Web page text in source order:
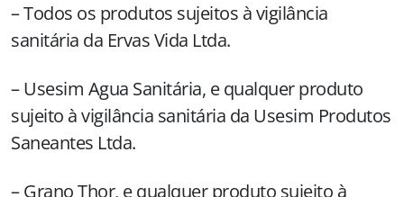
– Todos os produtos sujeitos à vigilância
sanitária da Ervas Vida Ltda.
– Usesim Agua Sanitária, e qualquer produto
sujeito à vigilância sanitária da Usesim Produtos
Saneantes Ltda.
– Grano Thor, e qualquer produto sujeito à